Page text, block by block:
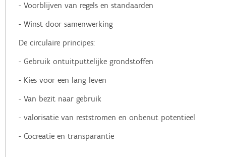
- Voorblijven van regels en standaarden
- Winst door samenwerking
De circulaire principes:
- Gebruik ontuitputtelijke grondstoffen
- Kies voor een lang leven
- Van bezit naar gebruik
- valorisatie van reststromen en onbenut potentieel
- Cocreatie en transparantie